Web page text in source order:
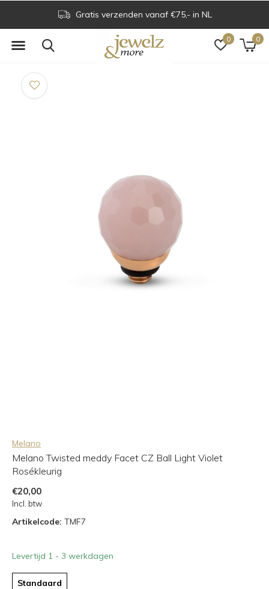
0 0
Gratis verzenden vanaf €75,- in NL
Melano
Melano Twisted meddy Facet CZ Ball Light Violet
Rosékleurig
€20,00
Incl. btw
Artikelcode: TMF7
Levertijd 1 - 3 werkdagen
Standaard